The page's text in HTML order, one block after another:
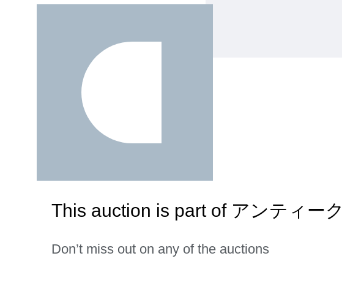
This auction is part of アンティー
Don’t miss out on any of the auctions